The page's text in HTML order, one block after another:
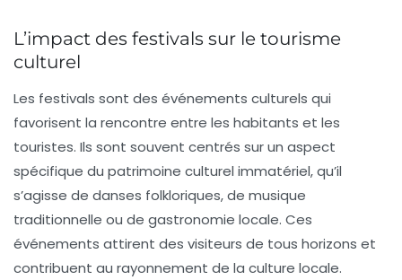
L’impact des festivals sur le tourisme
culturel
Les festivals sont des événements culturels qui
favorisent la rencontre entre les habitants et les
touristes. Ils sont souvent centrés sur un aspect
spécifique du patrimoine culturel immatériel, qu’il
s’agisse de danses folkloriques, de musique
traditionnelle ou de gastronomie locale. Ces
événements attirent des visiteurs de tous horizons et
contribuent au rayonnement de la culture locale.